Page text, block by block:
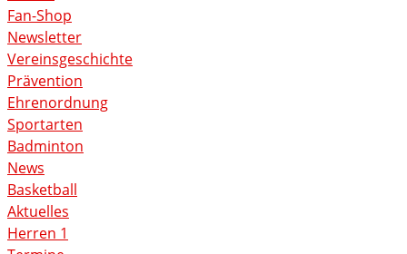
Fan-Shop
Newsletter
Vereinsgeschichte
Prävention
Ehrenordnung
Sportarten
Badminton
News
Basketball
Aktuelles
Herren 1